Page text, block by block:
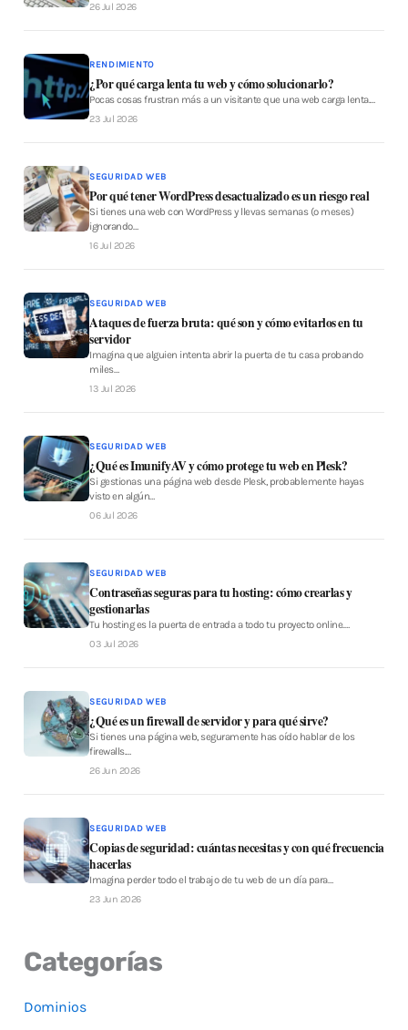
26 Jul 2026
RENDIMIENTO
¿Por qué carga lenta tu web y cómo solucionarlo?
Pocas cosas frustran más a un visitante que una web carga lenta.…
23 Jul 2026
SEGURIDAD WEB
Por qué tener WordPress desactualizado es un riesgo real
Si tienes una web con WordPress y llevas semanas (o meses)
ignorando…
16 Jul 2026
SEGURIDAD WEB
Ataques de fuerza bruta: qué son y cómo evitarlos en tu
servidor
Imagina que alguien intenta abrir la puerta de tu casa probando
miles…
13 Jul 2026
SEGURIDAD WEB
¿Qué es ImunifyAV y cómo protege tu web en Plesk?
Si gestionas una página web desde Plesk, probablemente hayas
visto en algún…
06 Jul 2026
SEGURIDAD WEB
Contraseñas seguras para tu hosting: cómo crearlas y
gestionarlas
Tu hosting es la puerta de entrada a todo tu proyecto online.…
03 Jul 2026
SEGURIDAD WEB
¿Qué es un firewall de servidor y para qué sirve?
Si tienes una página web, seguramente has oído hablar de los
firewalls.…
26 Jun 2026
SEGURIDAD WEB
Copias de seguridad: cuántas necesitas y con qué frecuencia
hacerlas
Imagina perder todo el trabajo de tu web de un día para…
23 Jun 2026
Categorías
Dominios